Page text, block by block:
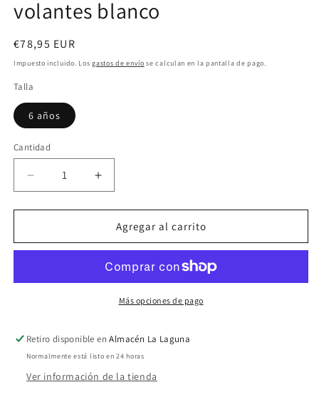
volantes blanco
Precio
habitual
€78,95 EUR
Impuesto incluido. Losgastos de envío se calculan en la pantalla de pago.
Talla
6 años
Cantidad
Reducir
cantidad
para
de
con
Aumentar
cantidad
para
Vestido
de
corto
con
volantes
Agregar al carrito
Más opciones de pago
Retiro disponible enAlmacén La Laguna
Normalmente está listo en 24 horas
Ver información de la tienda